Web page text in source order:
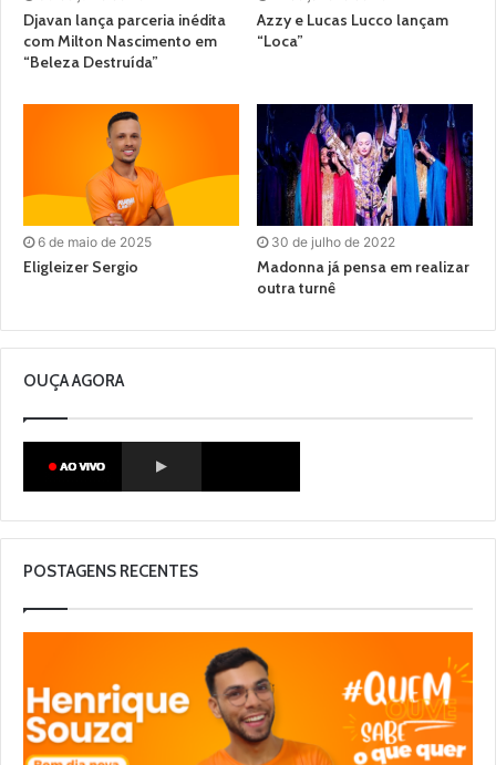
Djavan lança parceria inédita
com Milton Nascimento em
“Beleza Destruída”
Azzy e Lucas Lucco lançam
“Loca”
6 de maio de 2025
Eligleizer Sergio
30 de julho de 2022
Madonna já pensa em realizar
outra turnê
OUÇA AGORA
POSTAGENS RECENTES